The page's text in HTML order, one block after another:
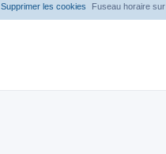
Fuseau horaire sur
Supprimer les cookies